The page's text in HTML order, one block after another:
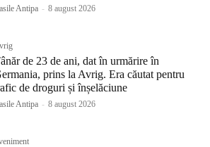
Antipa - 8 august 2026
de 23 de ani, dat în urmărire în
prins la Avrig. Era căutat pentru
de droguri și înșelăciune
Antipa - 8 august 2026